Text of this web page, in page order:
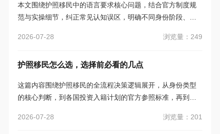
本文围绕护照移民中的语言要求核心问题，结合官方制度规
范与实操细节，纠正常见认知误区，明确不同身份阶段、家
导申请人理清流程逻辑、规避潜在风险。
2026-07-28 浏览量：249
护照移民怎么选，选择前必看的几点
这篇内容围绕护照移民的全流程决策逻辑展开，从身份类型
的核心判断，到各国投资入籍计划的官方参照标准，再到资
者理清思路，避开常见认知误区，做出契合自身家庭需求的
2026-07-28 浏览量：201